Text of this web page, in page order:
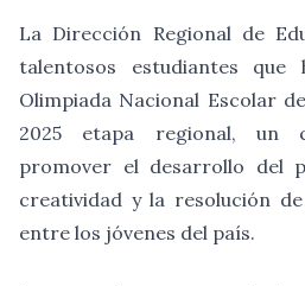
La Dirección Regional de
talentosos estudiantes
Olimpiada Nacional Escolar
2025 etapa regional, un
promover el desarrollo del
creatividad y la resolución
entre los jóvenes del país.